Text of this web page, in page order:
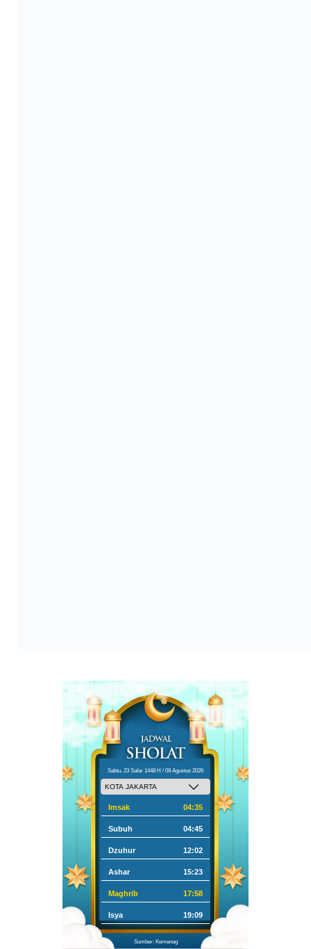
Sabtu, 23 Safar 1448 H / 08 Agustus 2026
Imsak 04:35
Subuh 04:45
Dzuhur 12:02
Ashar 15:23
Maghrib 17:58
Isya 19:09
Sumber: Kemenag